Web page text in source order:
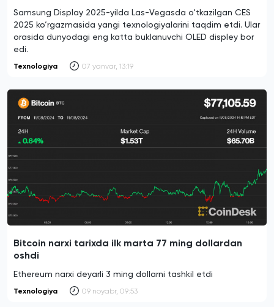
Samsung Display 2025-yilda Las-Vegasda o‘tkazilgan CES
2025 ko‘rgazmasida yangi texnologiyalarini taqdim etdi. Ular
orasida dunyodagi eng katta buklanuvchi OLED displey bor
edi.
Texnologiya 07 yanvar, 13:19
Bitcoin narxi tarixda ilk marta 77 ming dollardan
oshdi
Ethereum narxi deyarli 3 ming dollarni tashkil etdi
Texnologiya 09 noyabr, 09:53